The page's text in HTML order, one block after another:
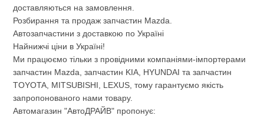
доставляються на замовлення.
Розбирання та продаж запчастин Mazda.
Автозапчастини з доставкою по Україні
Найнижчі ціни в Україні!
Ми працюємо тільки з провідними компаніями-імпортерами
запчастин Mazda, запчастин KIA, HYUNDAI та запчастин
TOYOTA, MITSUBISHI, LEXUS, тому гарантуємо якість
запропонованого нами товару.
Автомагазин "АвтоДРАЙВ" пропонує: